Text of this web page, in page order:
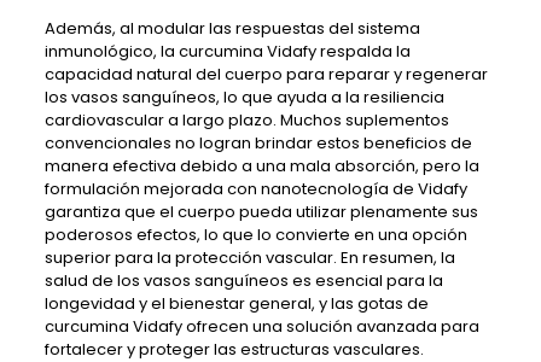
Además, al modular las respuestas del sistema
inmunológico, la curcumina Vidafy respalda la
capacidad natural del cuerpo para reparar y regenerar
los vasos sanguíneos, lo que ayuda a la resiliencia
cardiovascular a largo plazo. Muchos suplementos
convencionales no logran brindar estos beneficios de
manera efectiva debido a una mala absorción, pero la
formulación mejorada con nanotecnología de Vidafy
garantiza que el cuerpo pueda utilizar plenamente sus
poderosos efectos, lo que lo convierte en una opción
superior para la protección vascular. En resumen, la
salud de los vasos sanguíneos es esencial para la
longevidad y el bienestar general, y las gotas de
curcumina Vidafy ofrecen una solución avanzada para
fortalecer y proteger las estructuras vasculares.